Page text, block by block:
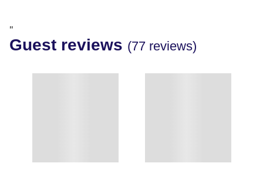
"
Guest reviews (77 reviews)